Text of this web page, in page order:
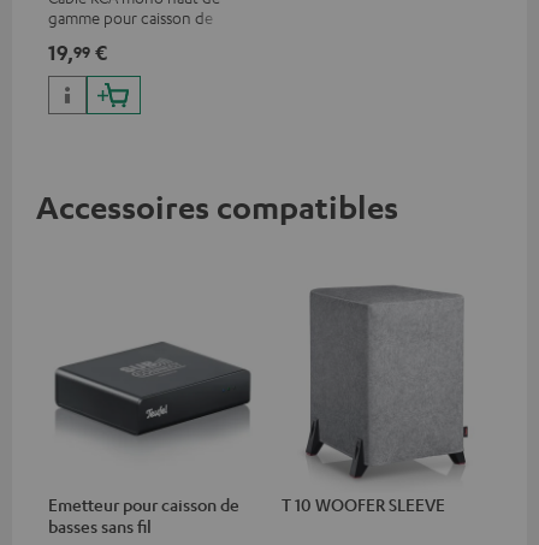
gamme pour caisson de
19,99 €
Accessoires compatibles
Emetteur pour caisson de
basses sans fil
T 10 WOOFER SLEEVE